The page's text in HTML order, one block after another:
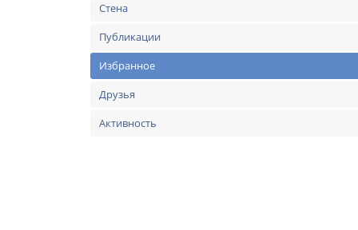
Стена
Публикации
Избранное
Друзья
Активность